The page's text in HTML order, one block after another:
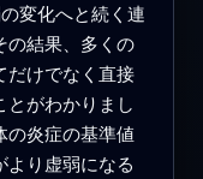
変化へと続く連
の結果、多くの
だけでなく直接
とがわかりまし
の炎症の基準値
より虚弱になる